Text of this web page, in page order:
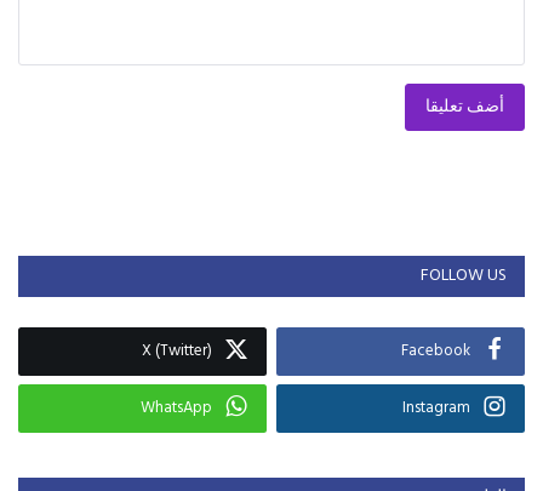
أضف تعليقا
FOLLOW US
Facebook
X (Twitter)
Instagram
WhatsApp